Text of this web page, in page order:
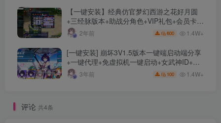
【一键安装】经典仿官梦幻西游之花好月圆
+三经脉版本+助战分角色+VIP礼包+会员卡
+剧情活动+视频搭建及其他修改资料
2年前 600 1.4W+
[一键安装] 崩坏3V1.5版本一键端启动端分享
+一键代理+免虚拟机一键启动+女武神ID+详
细指令+极简一键修改
3年前 100 1.4W+
评论 共4条